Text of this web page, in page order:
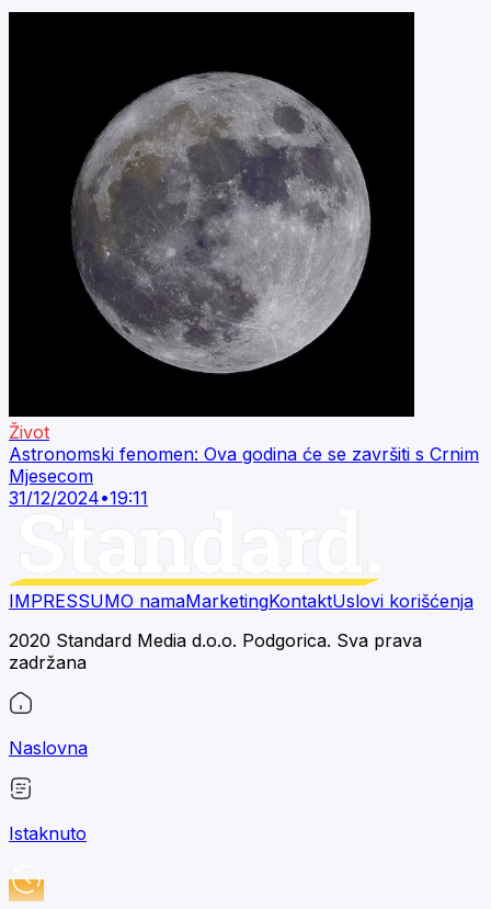
Život
Astronomski fenomen: Ova godina će se završiti s Crnim
Mjesecom
31/12/2024•19:11
IMPRESSUMO namaMarketingKontaktUslovi korišćenja
2020 Standard Media d.o.o. Podgorica. Sva prava
zadržana
Naslovna
Istaknuto